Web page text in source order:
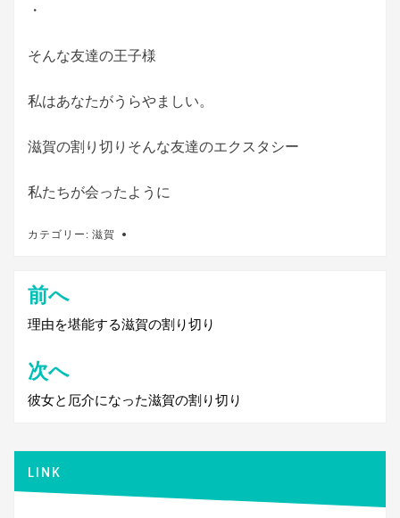
・
そんな友達の王子様
私はあなたがうらやましい。
滋賀の割り切りそんな友達のエクスタシー
私たちが会ったように
カテゴリー: 滋賀
投
稿
ナ
ビ
ゲ
ー
シ
前へ
理由を堪能する滋賀の割り切り
次へ
彼女と厄介になった滋賀の割り切り
LINK